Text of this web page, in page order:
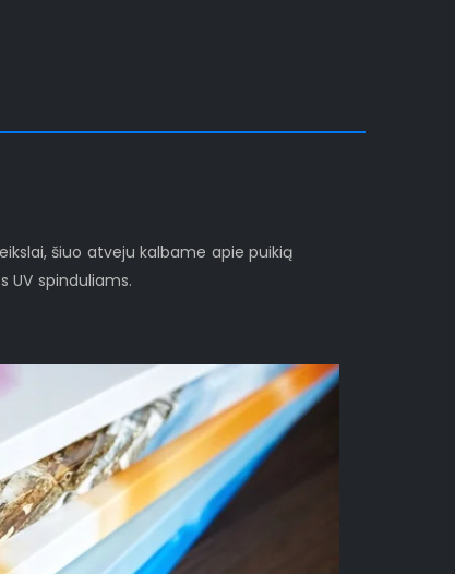
šiuo atveju kalbame apie puikią
spinduliams.